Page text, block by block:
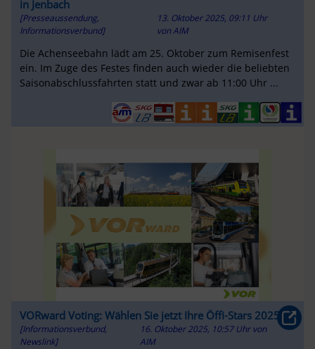
in Jenbach
[Presseaussendung,
Informationsverbund]
13. Oktober 2025, 09:11 Uhr
vonAIM
Die Achenseebahn lädt am 25. Oktober zum Remisenfest
ein. Im Zuge des Festes finden auch wieder die beliebten
Saisonabschlussfahrten statt und zwar ab 11:00 Uhr ...
VORward Voting: Wählen Sie jetzt Ihre Öffi-Stars 2025
[Informationsverbund,
Newslink]
16. Oktober 2025, 10:57 Uhr von
AIM